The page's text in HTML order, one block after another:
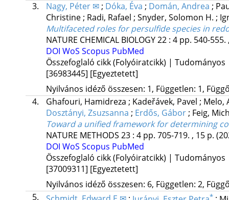
3.
Nagy, Péter ✉; Dóka, Éva ; Domán, Andrea ;
Christine; Radi, Rafael ; Snyder, Solomon H. ;
Multifaceted roles for persulfide species in
NATURE CHEMICAL BIOLOGY22: 4 pp. 540-
DOI WoS Scopus PubMed
Összefoglaló cikk (Folyóiratcikk) | Tudományos
[36983445] [Egyeztetett]
Nyilvános idéző összesen: 1, Független: 1,
4.
Ghafouri, Hamidreza ; Kadeřávek, Pavel ; Melo,
Dosztányi, Zsuzsanna ; Erdős, Gábor; Feig,
Toward a unified framework for determining
NATURE METHODS 23: 4 pp. 705-719. , 15 p.
DOI WoS Scopus PubMed
Összefoglaló cikk (Folyóiratcikk) | Tudományos
[37009311] [Egyeztetett]
Nyilvános idéző összesen: 6, Független: 2,
5.
*